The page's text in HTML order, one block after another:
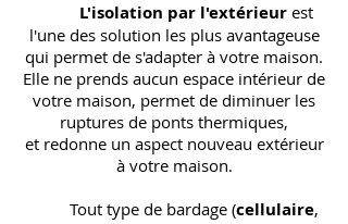
L'isolation par l'extérieurest
l'une des solution les plus avantageuse
qui permet de s'adapter à votre maison.
Elle ne prends aucun espace intérieur de
votre maison, permet de diminuer les
ruptures de ponts thermiques,
et redonne un aspect nouveau extérieur
à votre maison.
Tout type de bardage (cellulaire,